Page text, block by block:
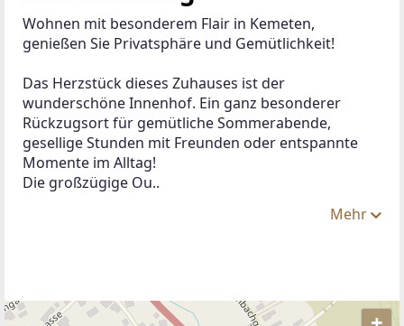
Wohnen mit besonderem Flair in Kemeten,
genießen Sie Privatsphäre und Gemütlichkeit!
Das Herzstück dieses Zuhauses ist der
wunderschöne Innenhof. Ein ganz besonderer
Rückzugsort für gemütliche Sommerabende,
gesellige Stunden mit Freunden oder entspannte
Momente im Alltag!
Die großzügige Ou..
Mehr